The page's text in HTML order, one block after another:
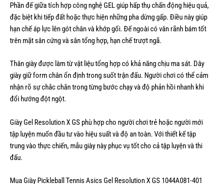
Phần đế giữa tích hợp công nghệ GEL giúp hấp thụ chấn động hiệu quả,
đặc biệt khi tiếp đất hoặc thực hiện những pha dừng gấp. Điều này giúp
hạn chế áp lực lên gót chân và khớp gối. Đế ngoài có vân rãnh bám tốt
trên mặt sân cứng và sân tổng hợp, hạn chế trượt ngã.
Thân giày được làm từ vật liệu tổng hợp có khả năng chịu ma sát. Dây
giày giữ form chân ổn định trong suốt trận đấu. Người chơi có thể cảm
nhận rõ sự chắc chắn trong từng bước chạy và độ phản hồi nhanh khi
đổi hướng đột ngột.
Giày Gel Resolution X GS phù hợp cho người chơi trẻ hoặc người mới
tập luyện muốn đầu tư vào hiệu suất và độ an toàn. Với thiết kế tập
trung vào thực chiến, mẫu giày này phục vụ tốt cho cả tập luyện và thi
đấu.
Mua Giày Pickleball Tennis Asics Gel Resolution X GS 1044A081-401